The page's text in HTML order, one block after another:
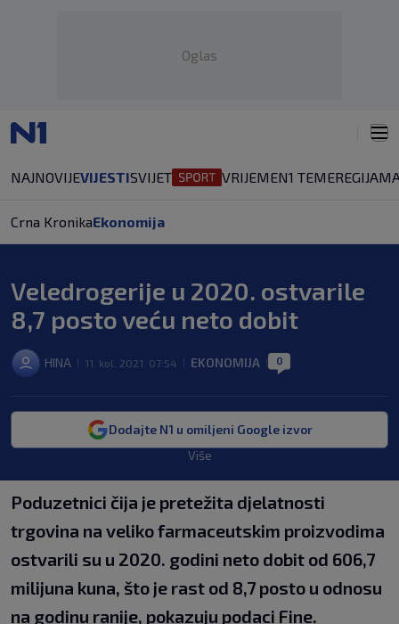
Oglas
NAJNOVIJEVIJESTISVIJET VRIJEMEN1 TEMEREGIJA
Crna KronikaEkonomija
Veledrogerije u 2020. ostvarile
8,7 posto veću neto dobit
HINA 11. kol. 2021. 07:54 EKONOMIJA 0
Dodajte N1 u omiljeni Google izvor
Više
Poduzetnici čija je pretežita djelatnosti
trgovina na veliko farmaceutskim proizvodima
ostvarili su u 2020. godini neto dobit od 606,7
milijuna kuna, što je rast od 8,7 posto u odnosu
na godinu ranije, pokazuju podaci Fine.